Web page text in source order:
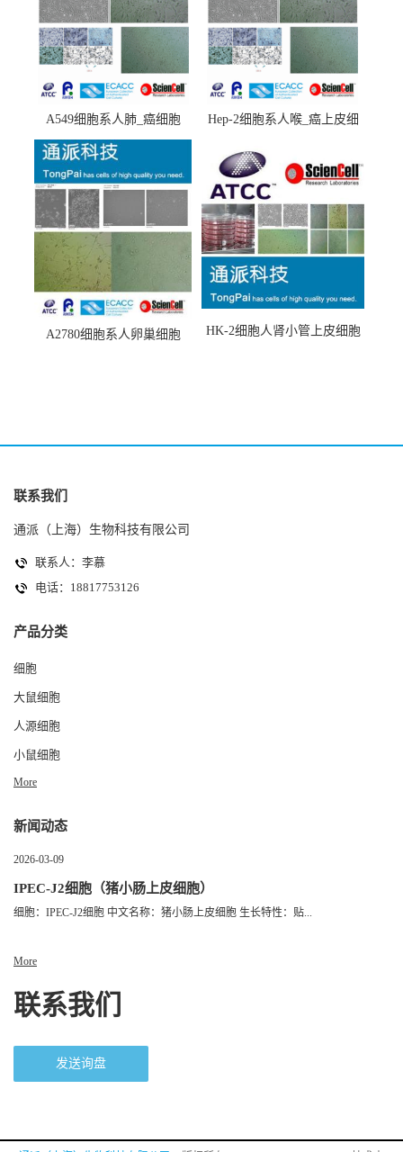
A549细胞系人肺_癌细胞
(A549细胞)
Hep-2细胞系人喉_癌上皮细
A2780细胞系人卵巢细胞
HK-2细胞人肾小管上皮细胞
联系我们
通派（上海）生物科技有限公司
联系人：李慕
电话：18817753126
产品分类
细胞
大鼠细胞
人源细胞
小鼠细胞
More
新闻动态
2026-03-09
IPEC-J2细胞（猪小肠上皮细胞）
细胞：IPEC-J2细胞 中文名称：猪小肠上皮细胞 生长特性：贴...
More
联系我们
发送询盘